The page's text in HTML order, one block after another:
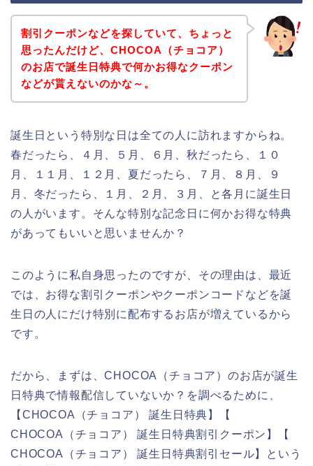
割引クーポンなどを探していて、ちょっと
思ったんだけど、CHOCOA（チョコア）
のお店で誕生日特典で何かお得なクーポン
などが貰えないのかな～。
誕生日という特別な日は全ての人に訪れますからね。
春だったら、４月、５月、６月、秋だったら、１０
月、１１月、１２月、夏だったら、７月、８月、９
月、冬だったら、１月、２月、３月、と各月に誕生日
の人がいます。そんな特別な記念日に何かお得な特典
があってもいいと思いませんか？
このように私自身思ったのですが、その理由は、最近
では、お得な割引クーポンやクーポンコードなどを誕
生日の人にだけ特別に配布するお店が増えているから
です。
だから、まずは、CHOCOA（チョコア）のお店が誕生
日特典で情報配信していないか？を調べるために、
【CHOCOA（チョコア） 誕生日特典】【
CHOCOA（チョコア） 誕生日特典割引クーポン】【
CHOCOA（チョコア） 誕生日特典割引セール】という